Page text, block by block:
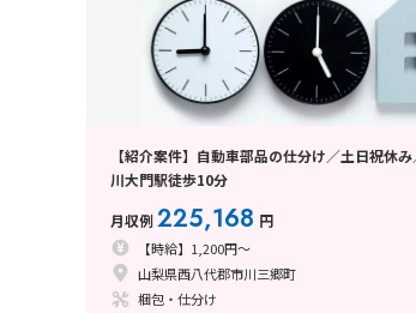
【紹介案件】自動車部品の仕分け／土日祝休
川大門駅徒歩10分
月収例225,168 円
【時給】1,200円～
山梨県西八代郡市川三郷町
梱包・仕分け